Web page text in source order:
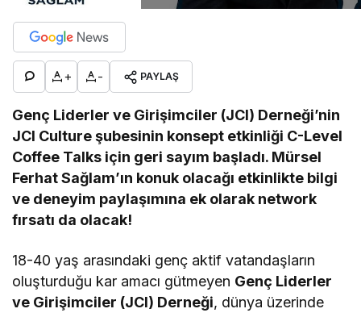
+ - PAYLAŞ
Genç Liderler ve Girişimciler (JCI) Derneği’nin
JCI Culture şubesinin konsept etkinliği C-Level
Coffee Talks için geri sayım başladı. Mürsel
Ferhat Sağlam’ın konuk olacağı etkinlikte bilgi
ve deneyim paylaşımına ek olarak network
fırsatı da olacak!
18-40 yaş arasındaki genç aktif vatandaşların
oluşturduğu kar amacı gütmeyen Genç Liderler
ve Girişimciler (JCI) Derneği, dünya üzerinde